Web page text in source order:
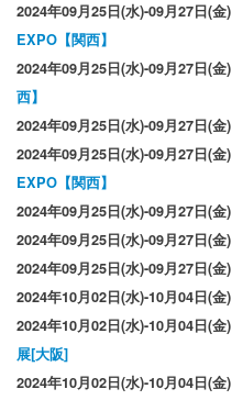
2024年09月25日(水)-09月27日(金)
EXPO【関西】
2024年09月25日(水)-09月27日(金)
西】
2024年09月25日(水)-09月27日(金)
2024年09月25日(水)-09月27日(金)
EXPO【関西】
2024年09月25日(水)-09月27日(金)
2024年09月25日(水)-09月27日(金)
2024年09月25日(水)-09月27日(金)
2024年10月02日(水)-10月04日(金)
2024年10月02日(水)-10月04日(金)
展[大阪]
2024年10月02日(水)-10月04日(金)